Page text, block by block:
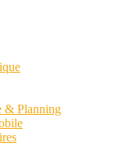
& Planning